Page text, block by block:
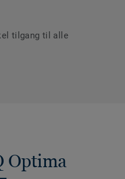
tilgang til alle
Optima